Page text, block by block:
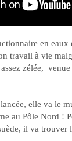
en eaux
travail à vie
zélée,
elle va le
au Pôle Nord !
il va trouver